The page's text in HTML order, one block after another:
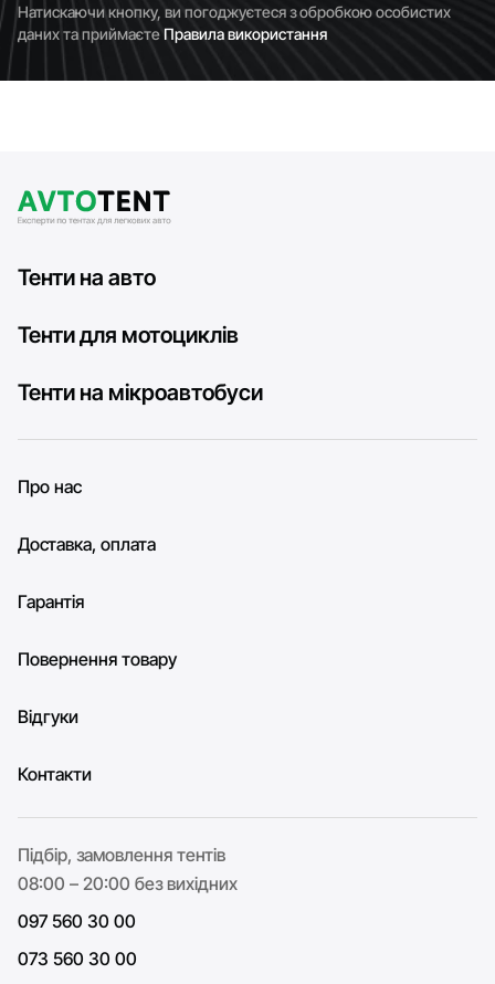
Натискаючи кнопку, ви погоджуєтеся з обробкою особистих
даних та приймаєтеПравила використання
Тенти на авто
Тенти для мотоциклів
Тенти на мікроавтобуси
Про нас
Доставка, оплата
Гарантія
Повернення товару
Відгуки
Контакти
Підбір, замовлення тентів
08:00 – 20:00 без вихідних
097 560 30 00
073 560 30 00